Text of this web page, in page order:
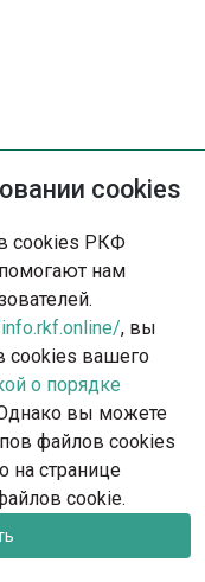
д.9
и федераций
cookies
cookies РКФ
нам
, вы
cookies вашего
о порядке
вы можете
файлов cookies
на странице
cookie.